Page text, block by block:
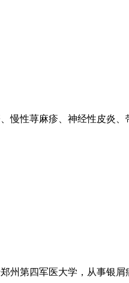
慢性荨麻疹、神经性皮炎
州第四军医大学，从事银